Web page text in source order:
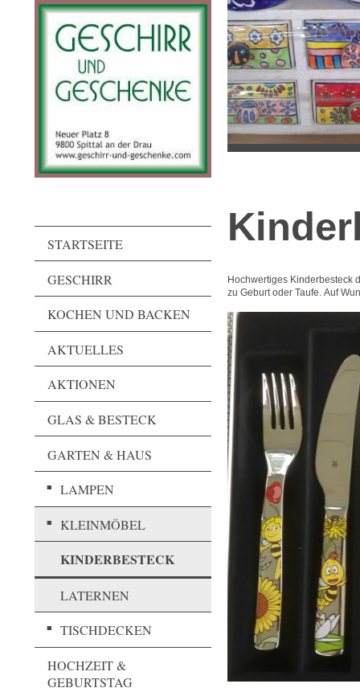
STARTSEITE
GESCHIRR
KOCHEN UND BACKEN
AKTUELLES
AKTIONEN
GLAS & BESTECK
GARTEN & HAUS
LAMPEN
KLEINMÖBEL
KINDERBESTECK
LATERNEN
TISCHDECKEN
HOCHZEIT &
GEBURTSTAG
Hochwertiges Kinderbesteck
zu Geburt oder Taufe. Auf